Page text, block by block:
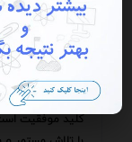
الگوهای رفتاری
اساس این
این امر می‌تواند
مطلوب منجر شود.
در این سفر پر
کلید موفقیت